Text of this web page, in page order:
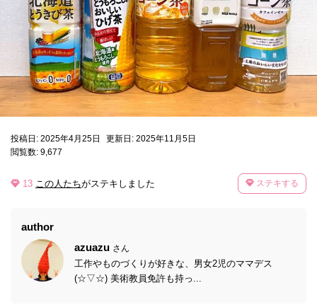
投稿日: 2025年4月25日
更新日: 2025年11月5日
閲覧数: 9,677
13 この人たちがステキしました ステキする
author
azuazu さん
工作やものづくりが好きな、男女2児のママデス
(☆▽☆) 美術教員免許も持っ...